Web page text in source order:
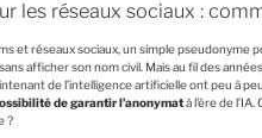
les réseaux sociaux :
et réseaux sociaux, un simple pseudonyme
afficher son nom civil. Mais au fil des
de l’intelligence artificielle ont peu à
de garantir l’anonymatà l’ère de
?